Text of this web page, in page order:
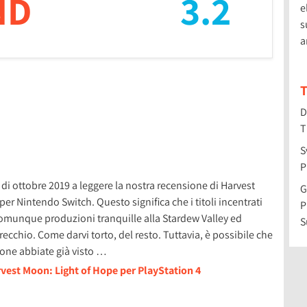
3.2
ottobre 2019 a leggere la nostra recensione di Harvest
Nintendo Switch. Questo significa che i titoli incentrati
produzioni tranquille alla Stardew Valley ed
Come darvi torto, del resto. Tuttavia, è possibile che
abbiate già visto …
Moon: Light of Hope per PlayStation 4